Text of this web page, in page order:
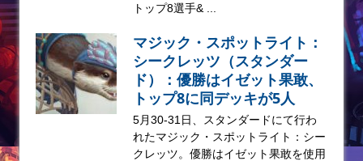
トップ8選手& ...
マジック・スポットライト：
シークレッツ（スタンダー
ド）：優勝はイゼット果敢、
トップ8に同デッキが5人
5月30-31日、スタンダードにて行わ
れたマジック・スポットライト：シー
クレッツ。優勝はイゼット果敢を使用